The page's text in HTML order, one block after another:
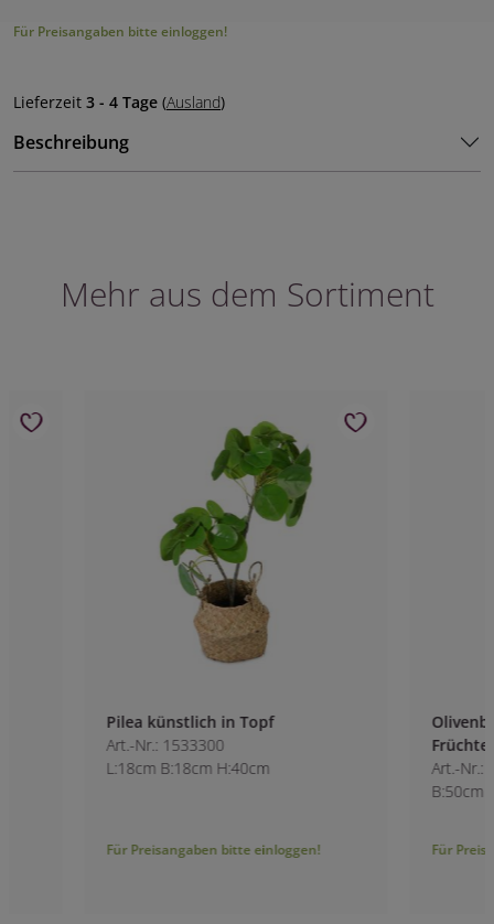
Für Preisangaben bitte einloggen!
Lieferzeit 3 - 4 Tage (Ausland)
Beschreibung
Mehr aus dem Sortiment
Pilea künstlich in Topf
Art.-Nr.: 1533300
L:18cm B:18cm H:40cm
Für Preisangaben bitte einloggen!
Olivenbaum mit
Art.-Nr.: 7109000
B:50cm H:120cm
Für Preisangaben